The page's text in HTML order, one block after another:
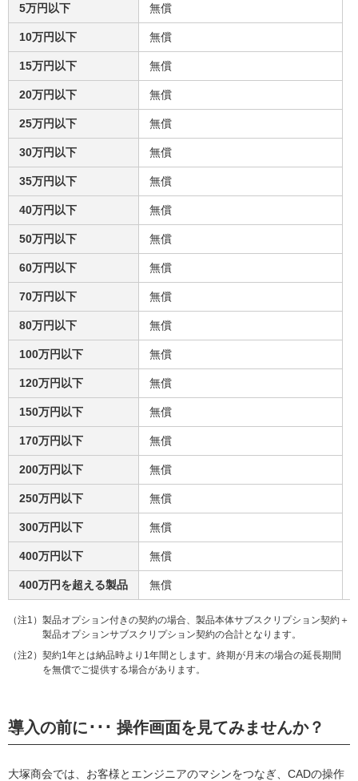
5万円以下 無償
10万円以下 無償
15万円以下 無償
20万円以下 無償
25万円以下 無償
30万円以下 無償
35万円以下 無償
40万円以下 無償
50万円以下 無償
60万円以下 無償
70万円以下 無償
80万円以下 無償
100万円以下 無償
120万円以下 無償
150万円以下 無償
170万円以下 無償
200万円以下 無償
250万円以下 無償
300万円以下 無償
400万円以下 無償
400万円を超える製品 無償
（注1）製品オプション付きの契約の場合、製品本体サブスクリプション契約＋
製品オプションサブスクリプション契約の合計となります。
（注2）契約1年とは納品時より1年間とします。終期が月末の場合の延長期間
を無償でご提供する場合があります。
導入の前に･･･ 操作画面を見てみませんか？
大塚商会では、お客様とエンジニアのマシンをつなぎ、CADの操作